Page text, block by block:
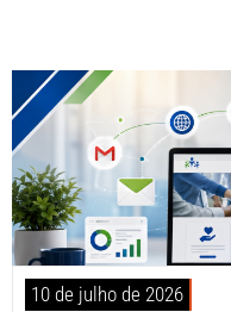
10 de julho de 2026